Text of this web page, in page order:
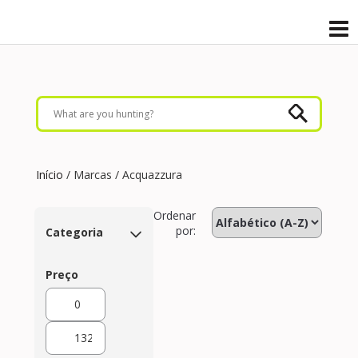
Início / Marcas / Acquazzura
Categoria
Preço
Ordenar
por: